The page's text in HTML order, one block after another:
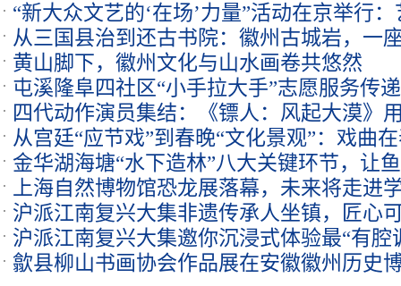
“新大众文艺的‘在场’力量”活动在京举行
从三国县治到还古书院：徽州古城岩，一
黄山脚下，徽州文化与山水画卷共悠然
屯溪隆阜四社区“小手拉大手”志愿服务传
四代动作演员集结：《镖人：风起大漠》
节档
从宫廷“应节戏”到春晚“文化景观”：戏曲
迁金华湖海塘“水下造林”八大关键环节，让
上海自然博物馆恐龙展落幕，未来将走进
沪派江南复兴大集非遗传承人坐镇，匠心
沪派江南复兴大集邀你沉浸式体验最“有腔
歙县柳山书画协会作品展在安徽徽州历史